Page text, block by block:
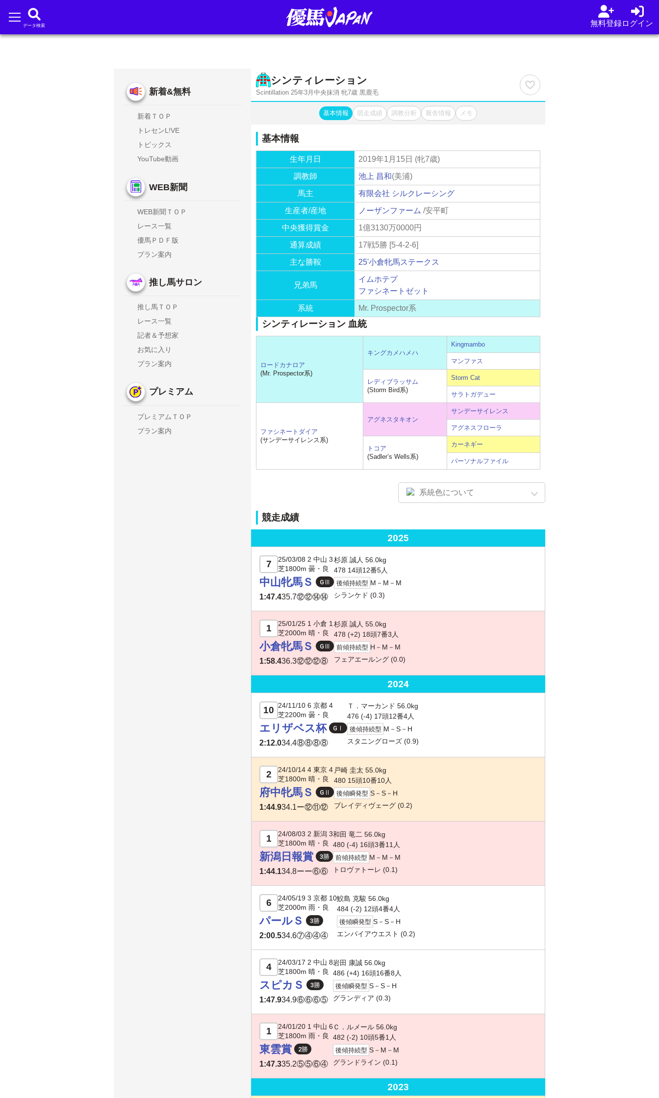
データ検索 無料登録ログイン
新着&無料
新着ＴＯＰ
トレセンL!VE
トピックス
YouTube動画
WEB新聞
WEB新聞ＴＯＰ
レース一覧
優馬ＰＤＦ版
プラン案内
推し馬サロン
推し馬ＴＯＰ
レース一覧
記者＆予想家
お気に入り
プラン案内
プレミアム
プレミアムＴＯＰ
プラン案内
シンティレーション
Scintillation 25年3月中央抹消 牝7歳 黒鹿毛
基本情報 競走成績 調教分析 厩舎情報 メモ
基本情報
生年月日 2019年1月15日 (牝7歳)
調教師 池上 昌和(美浦)
馬主 有限会社 シルクレーシング
生産者/産地 ノーザンファーム /安平町
中央獲得賞金 1億3130万0000円
通算成績 17戦5勝 [5-4-2-6]
主な勝鞍 25'小倉牝馬ステークス
兄弟馬
イムホテプ
ファシネートゼット
系統 Mr. Prospector系
シンティレーション 血統
ロードカナロア
(Mr. Prospector系)
キングカメハメハ
Kingmambo
マンファス
レディブラッサム
(Storm Bird系)
Storm Cat
サラトガデュー
ファシネートダイア
(サンデーサイレンス系)
アグネスタキオン
サンデーサイレンス
アグネスフローラ
トコア
(Sadler’s Wells系)
カーネギー
パーソナルファイル
系統色について
競走成績
2025
7
25/03/08 2 中山 3
芝1800m 曇・良
中山牝馬Ｓ
1:47.435.7⑫⑫⑭⑭
杉原 誠人 56.0kg
478 14頭12番5人
後傾持続型 M－M－M
シランケド (0.3)
1
25/01/25 1 小倉 1
芝2000m 晴・良
小倉牝馬Ｓ
1:58.436.3⑫⑫⑫⑧
杉原 誠人 55.0kg
478 (+2) 18頭7番3人
前傾持続型 H－M－M
フェアエールング (0.0)
2024
10
24/11/10 6 京都 4
芝2200m 曇・良
エリザベス杯
2:12.034.4⑧⑧⑧⑧
Ｔ．マーカンド 56.0kg
476 (-4) 17頭12番4人
後傾持続型 M－S－H
スタニングローズ (0.9)
2
24/10/14 4 東京 4
芝1800m 晴・良
府中牝馬Ｓ
1:44.934.1ー⑫⑪⑫
戸崎 圭太 55.0kg
480 15頭10番10人
後傾瞬発型 S－S－H
ブレイディヴェーグ (0.2)
1
24/08/03 2 新潟 3
芝1800m 晴・良
新潟日報賞
1:44.134.8ーー⑥⑥
和田 竜二 56.0kg
480 (-4) 16頭3番11人
前傾持続型 M－M－M
トロヴァトーレ (0.1)
6
24/05/19 3 京都 10
芝2000m 雨・良
パールＳ
2:00.534.6⑦④④④
鮫島 克駿 56.0kg
484 (-2) 12頭4番4人
後傾瞬発型 S－S－H
エンパイアウエスト (0.2)
4
24/03/17 2 中山 8
芝1800m 晴・良
スピカＳ
1:47.934.9⑥⑥⑥⑤
岩田 康誠 56.0kg
486 (+4) 16頭16番8人
後傾瞬発型 S－S－H
グランディア (0.3)
1
24/01/20 1 中山 6
芝1800m 雨・良
東雲賞
1:47.335.2⑤⑤⑥④
Ｃ．ルメール 56.0kg
482 (-2) 10頭5番1人
後傾持続型 S－M－M
グランドライン (0.1)
2023